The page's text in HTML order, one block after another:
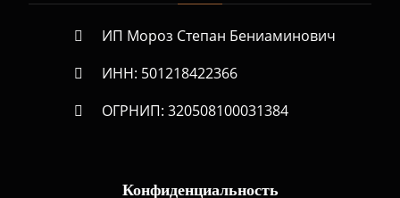
ИП Мороз Степан Бениаминович
ИНН: 501218422366
ОГРНИП: 320508100031384
Конфиденциальность